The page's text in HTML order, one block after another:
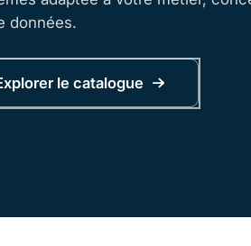
données.
le catalogue